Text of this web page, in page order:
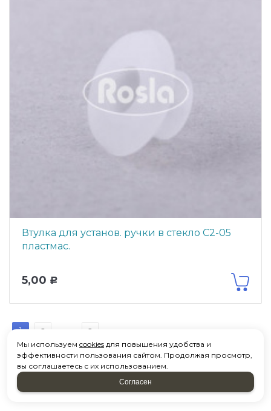
Втулка для установ. ручки в стекло С2-05
пластмас.
5,00 Р
1 2 2
Мы используем cookies для повышения удобства и
эффективности пользования сайтом. Продолжая просмотр,
вы соглашаетесь с их использованием.
Согласен